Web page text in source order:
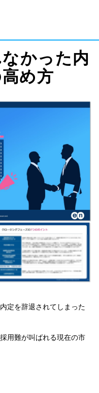
かった内
め方
定を辞退されてしまった
用難が叫ばれる現在の市